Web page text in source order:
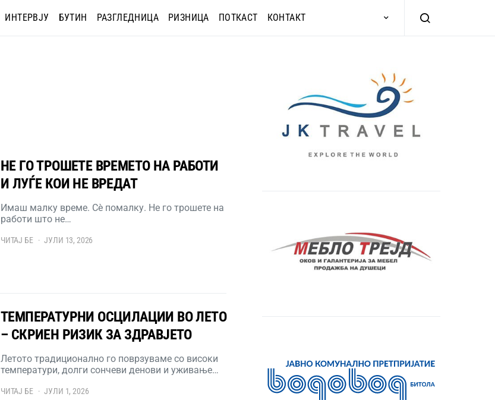
ИНТЕРВЈУ БУТИН РАЗГЛЕДНИЦА РИЗНИЦА ПОТКАСТ КОНТАКТ
НЕ ГО ТРОШЕТЕ ВРЕМЕТО НА РАБОТИ
И ЛУЃЕ КОИ НЕ ВРЕДАТ
Имаш малку време. Сè помалку. Не го трошете на
работи што не…
ЧИТАЈ БЕ ЈУЛИ 13, 2026
ТЕМПЕРАТУРНИ ОСЦИЛАЦИИ ВО ЛЕТО
– СКРИЕН РИЗИК ЗА ЗДРАВЈЕТО
Летото традиционално го поврзуваме со високи
температури, долги сончеви денови и уживање…
ЧИТАЈ БЕ ЈУЛИ 1, 2026